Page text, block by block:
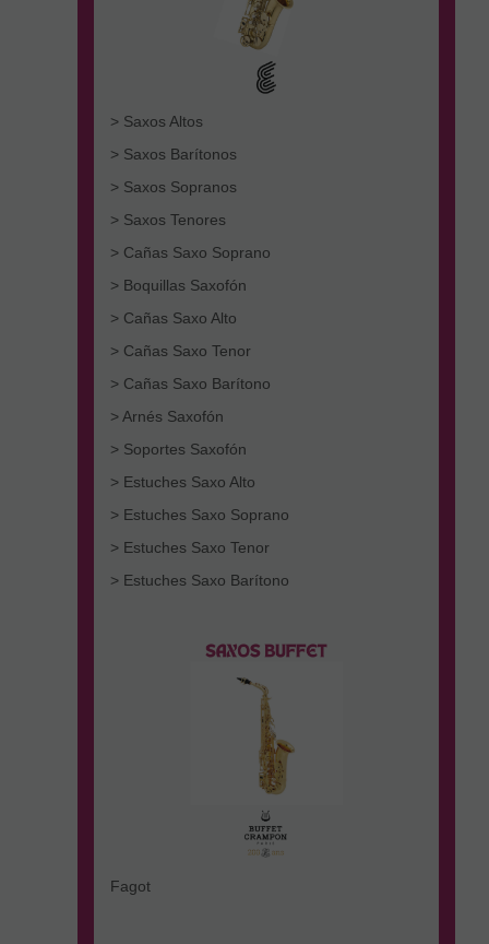
> Saxos Altos
> Saxos Barítonos
> Saxos Sopranos
> Saxos Tenores
> Cañas Saxo Soprano
> Boquillas Saxofón
> Cañas Saxo Alto
> Cañas Saxo Tenor
> Cañas Saxo Barítono
> Arnés Saxofón
> Soportes Saxofón
> Estuches Saxo Alto
> Estuches Saxo Soprano
> Estuches Saxo Tenor
> Estuches Saxo Barítono
Fagot